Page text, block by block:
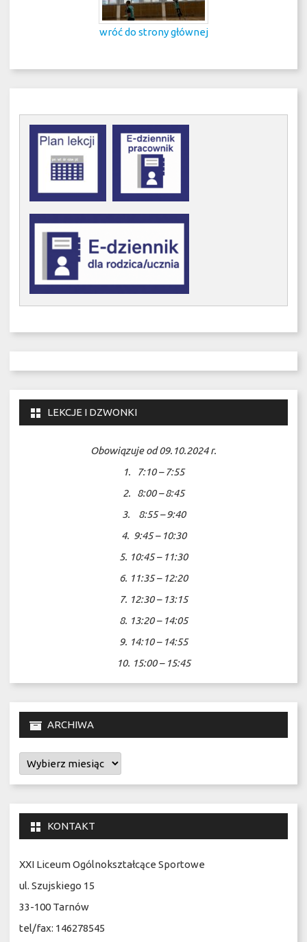
wróć do strony głównej
LEKCJE I DZWONKI
Obowiązuje od 09.10.2024 r.
1. 7:10 – 7:55
2. 8:00 – 8:45
3. 8:55 – 9:40
4. 9:45 – 10:30
5. 10:45 – 11:30
6. 11:35 – 12:20
7. 12:30 – 13:15
8. 13:20 – 14:05
9. 14:10 – 14:55
10. 15:00 – 15:45
ARCHIWA
Archiwa
KONTAKT
XXI Liceum Ogólnokształcące Sportowe
ul. Szujskiego 15
33-100 Tarnów
tel/fax: 146278545